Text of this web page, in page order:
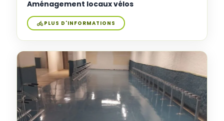
Aménagement locaux vélos
PLUS D'INFORMATIONS